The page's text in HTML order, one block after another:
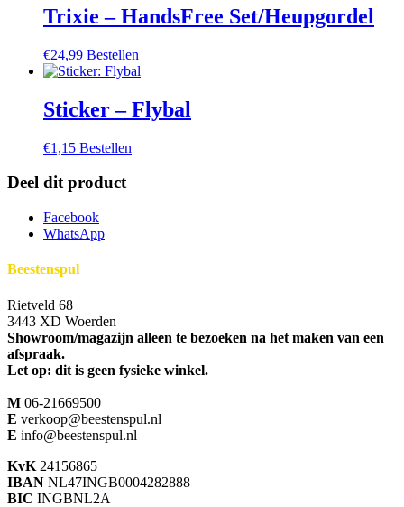
Trixie – HandsFree Set/Heupgordel
€24,99 Bestellen
Sticker – Flybal
€1,15 Bestellen
Deel dit product
Facebook
WhatsApp
Beestenspul
Rietveld 68
3443 XD Woerden
Showroom/magazijn alleen te bezoeken na het maken van een
afspraak.
Let op: dit is geen fysieke winkel.
M 06-21669500
E verkoop@beestenspul.nl
E info@beestenspul.nl
KvK 24156865
IBAN NL47INGB0004282888
BIC INGBNL2A